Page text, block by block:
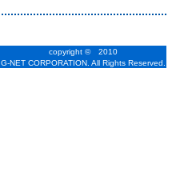
copyright © 2010
G-NET CORPORATION. All Rights Reserved.